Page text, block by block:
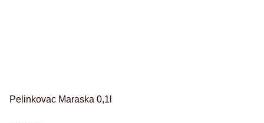
Pelinkovac Maraska 0,1l